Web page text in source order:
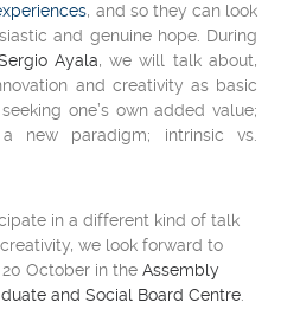
, and so they can look
and genuine hope. During
Ayala, we will talk about,
and creativity as basic
one’s own added value;
new paradigm; intrinsic vs.
in a different kind of talk
we look forward to
October in the Assembly
and Social Board Centre